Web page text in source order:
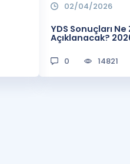
02/04/2026
YDS Sonuçları
Açıklanacak?
0 14821